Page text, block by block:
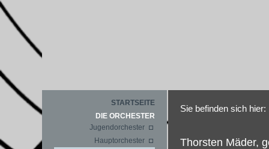
STARTSEITE
DIE ORCHESTER
Jugendorchester
Hauptorchester
Sie befinden sich hier:
Thorsten Mäder,